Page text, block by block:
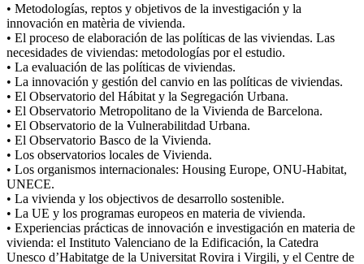
• Metodologías, reptos y objetivos de la investigación y la
innovación en matèria de vivienda.
• El proceso de elaboración de las políticas de las viviendas. Las
necesidades de viviendas: metodologías por el estudio.
• La evaluación de las políticas de viviendas.
• La innovación y gestión del canvio en las políticas de viviendas.
• El Observatorio del Hábitat y la Segregación Urbana.
• El Observatorio Metropolitano de la Vivienda de Barcelona.
• El Observatorio de la Vulnerabilitdad Urbana.
• El Observatorio Basco de la Vivienda.
• Los observatorios locales de Vivienda.
• Los organismos internacionales: Housing Europe, ONU-Habitat,
UNECE.
• La vivienda y los objectivos de desarrollo sostenible.
• La UE y los programas europeos en materia de vivienda.
• Experiencias prácticas de innovación e investigación en materia de
vivienda: el Instituto Valenciano de la Edificación, la Catedra
Unesco d’Habitatge de la Universitat Rovira i Virgili, y el Centre de